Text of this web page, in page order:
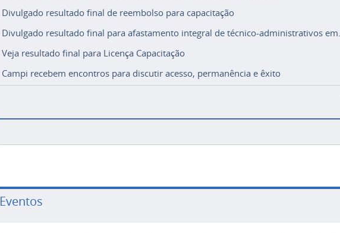
Divulgado resultado final de reembolso para capacitação
Divulgado resultado final para afastamento integral de técnico-administrativos em...
Veja resultado final para Licença Capacitação
Campi recebem encontros para discutir acesso, permanência e êxito
Eventos